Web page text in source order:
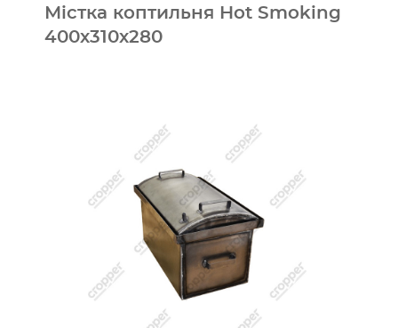
Містка коптильня Hot Smoking
400х310х280